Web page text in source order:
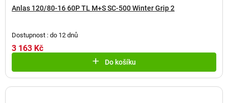
Anlas 120/80-16 60P TL M+S SC-500 Winter Grip 2
Dostupnost : do 12 dnů
3 163 Kč
Do košíku